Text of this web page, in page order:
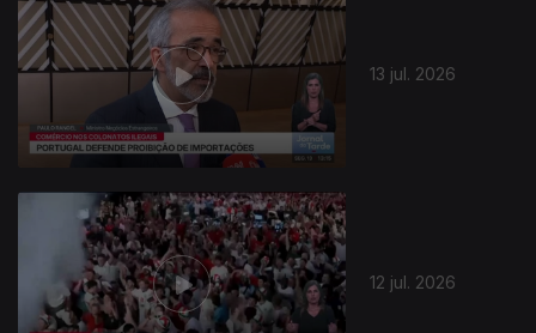
13 jul. 2026
12 jul. 2026